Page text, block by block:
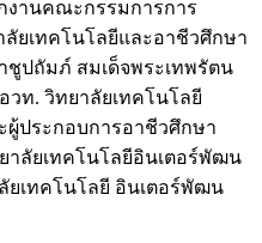
งานคณะกรรมการการ
ยเทคโนโลยีและอาชีวศึกษา
ชูปถัมภ์ สมเด็จพระเทพรัตน
วท. วิทยาลัยเทคโนโลยี
ประกอบการอาชีวศึกษา
าลัยเทคโนโลยีอินเตอร์พัฒน
ยเทคโนโลยี อินเตอร์พัฒน